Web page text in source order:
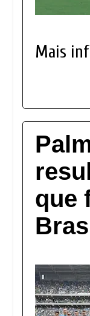
Mais
que